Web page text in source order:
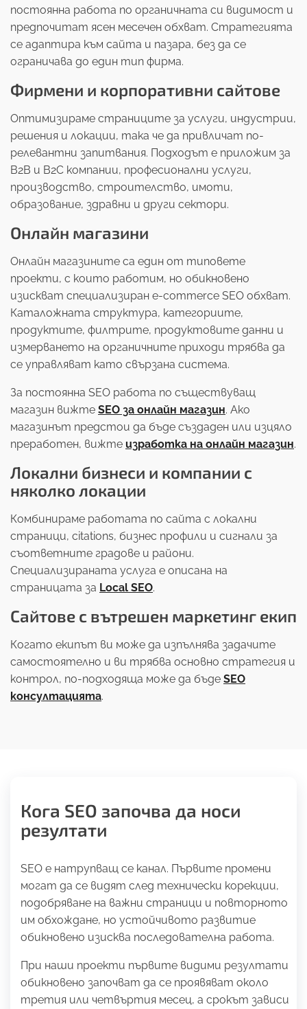
постоянна работа по органичната си видимост и
предпочитат ясен месечен обхват. Стратегията
се адаптира към сайта и пазара, без да се
ограничава до един тип фирма.
Фирмени и корпоративни сайтове
Оптимизираме страниците за услуги, индустрии,
решения и локации, така че да привличат по-
релевантни запитвания. Подходът е приложим за
B2B и B2C компании, професионални услуги,
производство, строителство, имоти,
образование, здравни и други сектори.
Онлайн магазини
Онлайн магазините са един от типовете
проекти, с които работим, но обикновено
изискват специализиран e-commerce SEO обхват.
Каталожната структура, категориите,
продуктите, филтрите, продуктовите данни и
измерването на органичните приходи трябва да
се управляват като свързана система.
За постоянна SEO работа по съществуващ
магазин вижте SEO за онлайн магазин. Ако
магазинът предстои да бъде създаден или изцяло
преработен, вижте изработка на онлайн магазин.
Локални бизнеси и компании с
няколко локации
Комбинираме работата по сайта с локални
страници, citations, бизнес профили и сигнали за
съответните градове и райони.
Специализираната услуга е описана на
страницата за Local SEO.
Сайтове с вътрешен маркетинг екип
Когато екипът ви може да изпълнява задачите
самостоятелно и ви трябва основно стратегия и
контрол, по-подходяща може да бъде SEO
консултацията.
Кога SEO започва да носи
резултати
SEO е натрупващ се канал. Първите промени
могат да се видят след технически корекции,
подобряване на важни страници и повторното
им обхождане, но устойчивото развитие
обикновено изисква последователна работа.
При наши проекти първите видими резултати
обикновено започват да се проявяват около
третия или четвъртия месец, а срокът зависи